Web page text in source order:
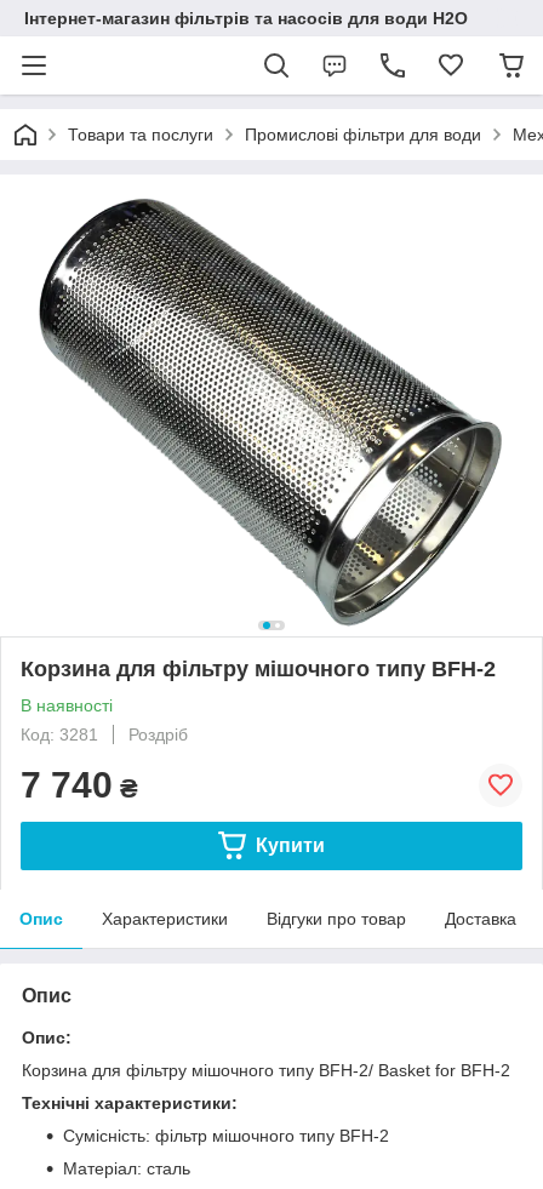
Інтернет-магазин фільтрів та насосів для води H2O
Товари та послуги Промислові фільтри для води
Корзина для фільтру мішочного типу BFH-2
В наявності
Код: 3281
Роздріб
7 740 ₴
Купити
Опис Характеристики Відгуки про товар Доставка
Опис
Опис:
Корзина для фільтру мішочного типу BFH-2/ Basket for BFH-2
Технічні характеристики:
Сумісність: фільтр мішочного типу BFH-2
Матеріал: сталь